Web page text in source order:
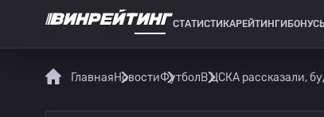
СТАТИСТИКАРЕЙТИНГИ БОНУСЫ
ГлавнаяНовостиФутболВ ЦСКА рассказали,